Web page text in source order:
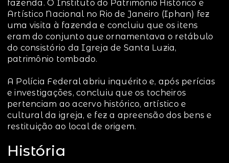
fazenda. O Instituto do Patrimônio Histórico e
Artístico Nacional no Rio de Janeiro (Iphan) fez
uma visita à fazenda e concluiu que os itens
eram do conjunto que ornamentava o retábulo
do consistório da Igreja de Santa Luzia,
patrimônio tombado.
A Polícia Federal abriu inquérito e, após perícias
e investigações, concluiu que os tocheiros
pertenciam ao acervo histórico, artístico e
cultural da igreja, e fez a apreensão dos bens e
restituição ao local de origem.
História